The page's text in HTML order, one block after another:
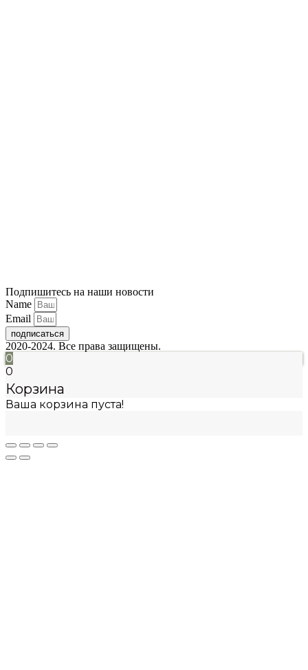
Подпишитесь на наши новости
Name
Email
подписаться
2020-2024. Все права защищены.
0
0
Корзина
Ваша корзина пуста!